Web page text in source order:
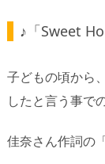
♪「Sweet
子どもの頃から
したと言う事で
佳奈さん作詞の